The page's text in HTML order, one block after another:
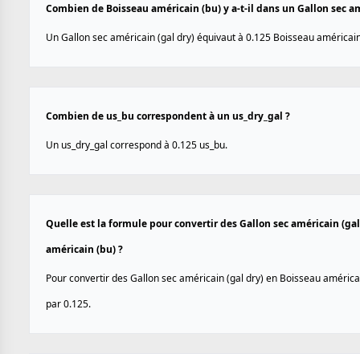
Combien de Boisseau américain (bu) y a-t-il dans un Gallon sec
Un Gallon sec américain (gal dry) équivaut à 0.125 Boisseau
Combien de us_bu correspondent à un us_dry_gal ?
Un us_dry_gal correspond à 0.125 us_bu.
Quelle est la formule pour convertir des Gallon sec américain
américain (bu) ?
Pour convertir des Gallon sec américain (gal dry) en Boisseau
par 0.125.